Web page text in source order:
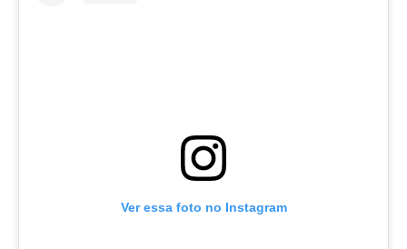
Ver essa foto no Instagram